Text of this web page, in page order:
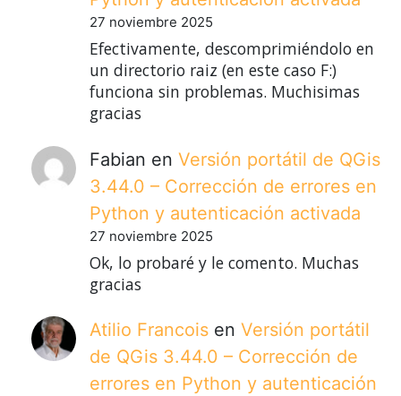
27 noviembre 2025
Efectivamente, descomprimiéndolo en
un directorio raiz (en este caso F:)
funciona sin problemas. Muchisimas
gracias
Fabian en Versión portátil de QGis
3.44.0 – Corrección de errores en
Python y autenticación activada
27 noviembre 2025
Ok, lo probaré y le comento. Muchas
gracias
Atilio Francois en Versión portátil
de QGis 3.44.0 – Corrección de
errores en Python y autenticación